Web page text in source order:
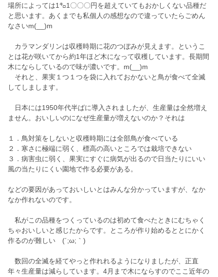
場所によっては1㌔1〇〇〇円を超えていてもおかしくない品種だ
と思います。あくまでも私個人の感想なので違っていたらごめん
なさいm(__)m
カラマンダリンは収穫時期に花のつぼみが見えます。というこ
とは花が咲いてから約1年ほど木になって収穫しています。長期間
木にならしているので味が濃いです。m(__)m
それと、果実１つ１つを袋に入れておかないと鳥が食べて全滅
してしまします。
日本には1950年代半ばに導入されましたが、生産量は全然増え
ません。おいしいのになぜ生産量が増えないのか？それは
１．鳥対策をしないと収穫時期には全部鳥が食べている
２．寒さに極端に弱く、標高の高いところでは栽培できない
３．病害虫に弱く、果実にすぐに病気が出るので日当たりにいい
風の当たりにくい園地で作る必要がある。
などの要因があっておいしいとはみんな分かっていますが、なか
なか作れないのです。
私がこの品種をつくっているのは初めて食べたときにむちゃく
ちゃおいしいと感じたからです。ところが作り始めるととにかく
作るのが難しい (´;ω;｀)
数回の全滅を経てやっと作れれるようになりましたが、正直
年々生産量は減らしています。4月まで木にならすのでここ近年の